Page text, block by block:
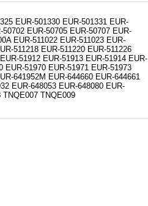
EUR-501330 EUR-501331 EUR-
EUR-50705 EUR-50707 EUR-
EUR-511022 EUR-511023 EUR-
511218 EUR-511220 EUR-511226
51912 EUR-51913 EUR-51914 EUR-
EUR-51970 EUR-51971 EUR-51973
641952M EUR-644660 EUR-644661
EUR-648053 EUR-648080 EUR-
TNQE007 TNQE009